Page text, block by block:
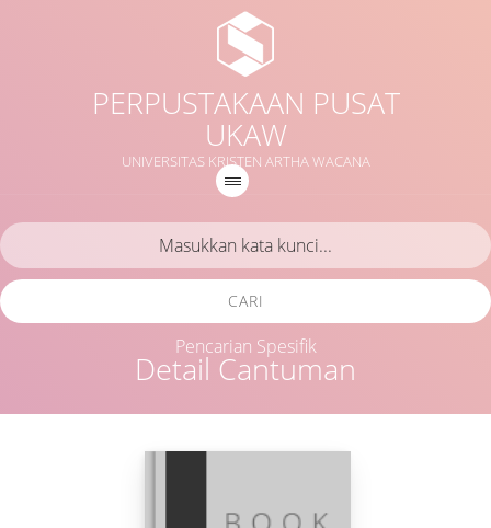
PERPUSTAKAAN PUSAT
UKAW
UNIVERSITAS KRISTEN ARTHA WACANA
Detail Cantuman
CARI
Pencarian Spesifik